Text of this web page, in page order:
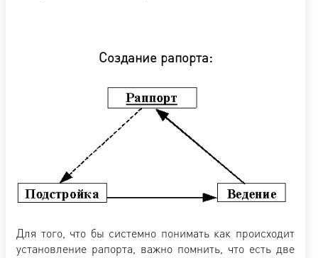
Создание рапорта:
Для того, что бы системно понимать как происходит
установление рапорта, важно помнить, что есть две